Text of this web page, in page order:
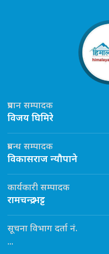
प्रधान सम्पादक
विजय घिमिरे
प्रबन्ध सम्पादक
विकासराज न्यौपाने
कार्यकारी सम्पादक
रामचन्द्र भट्ट
सूचना विभाग दर्ता नं.
...